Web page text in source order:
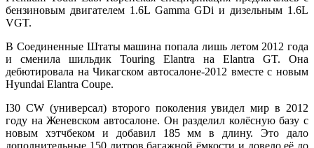
бензиновым двигателем 1.6L Gamma GDi и дизельным 1.6L
VGT.
В Соединенные Штаты машина попала лишь летом 2012 года
и сменила шильдик Touring Elantra на Elantra GT. Она
дебютировала на Чикагском автосалоне-2012 вместе с новым
Hyundai Elantra Coupe.
I30 CW (универсал) второго поколения увидел мир в 2012
году на Женевском автосалоне. Он разделил колёсную базу с
новым хэтчбеком и добавил 185 мм в длину. Это дало